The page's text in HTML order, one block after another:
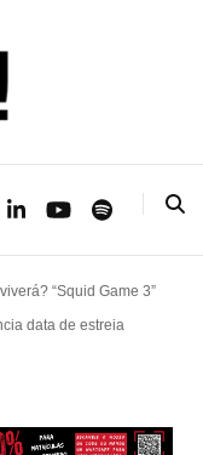
“Squid Game 3”
data de estreia